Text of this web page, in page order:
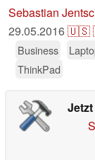
Sebastian
29.05.2016🇺🇸
Business
ThinkPad